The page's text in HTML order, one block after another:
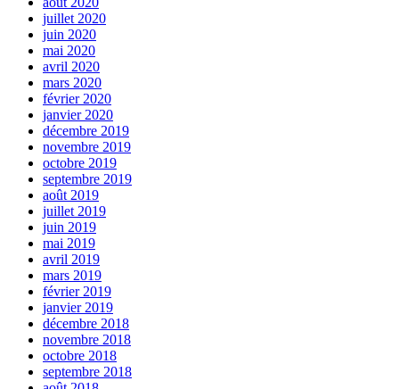
juillet 2020
juin 2020
mai 2020
avril 2020
mars 2020
février 2020
janvier 2020
décembre 2019
novembre 2019
octobre 2019
septembre 2019
août 2019
juillet 2019
juin 2019
mai 2019
avril 2019
mars 2019
février 2019
janvier 2019
décembre 2018
novembre 2018
octobre 2018
septembre 2018